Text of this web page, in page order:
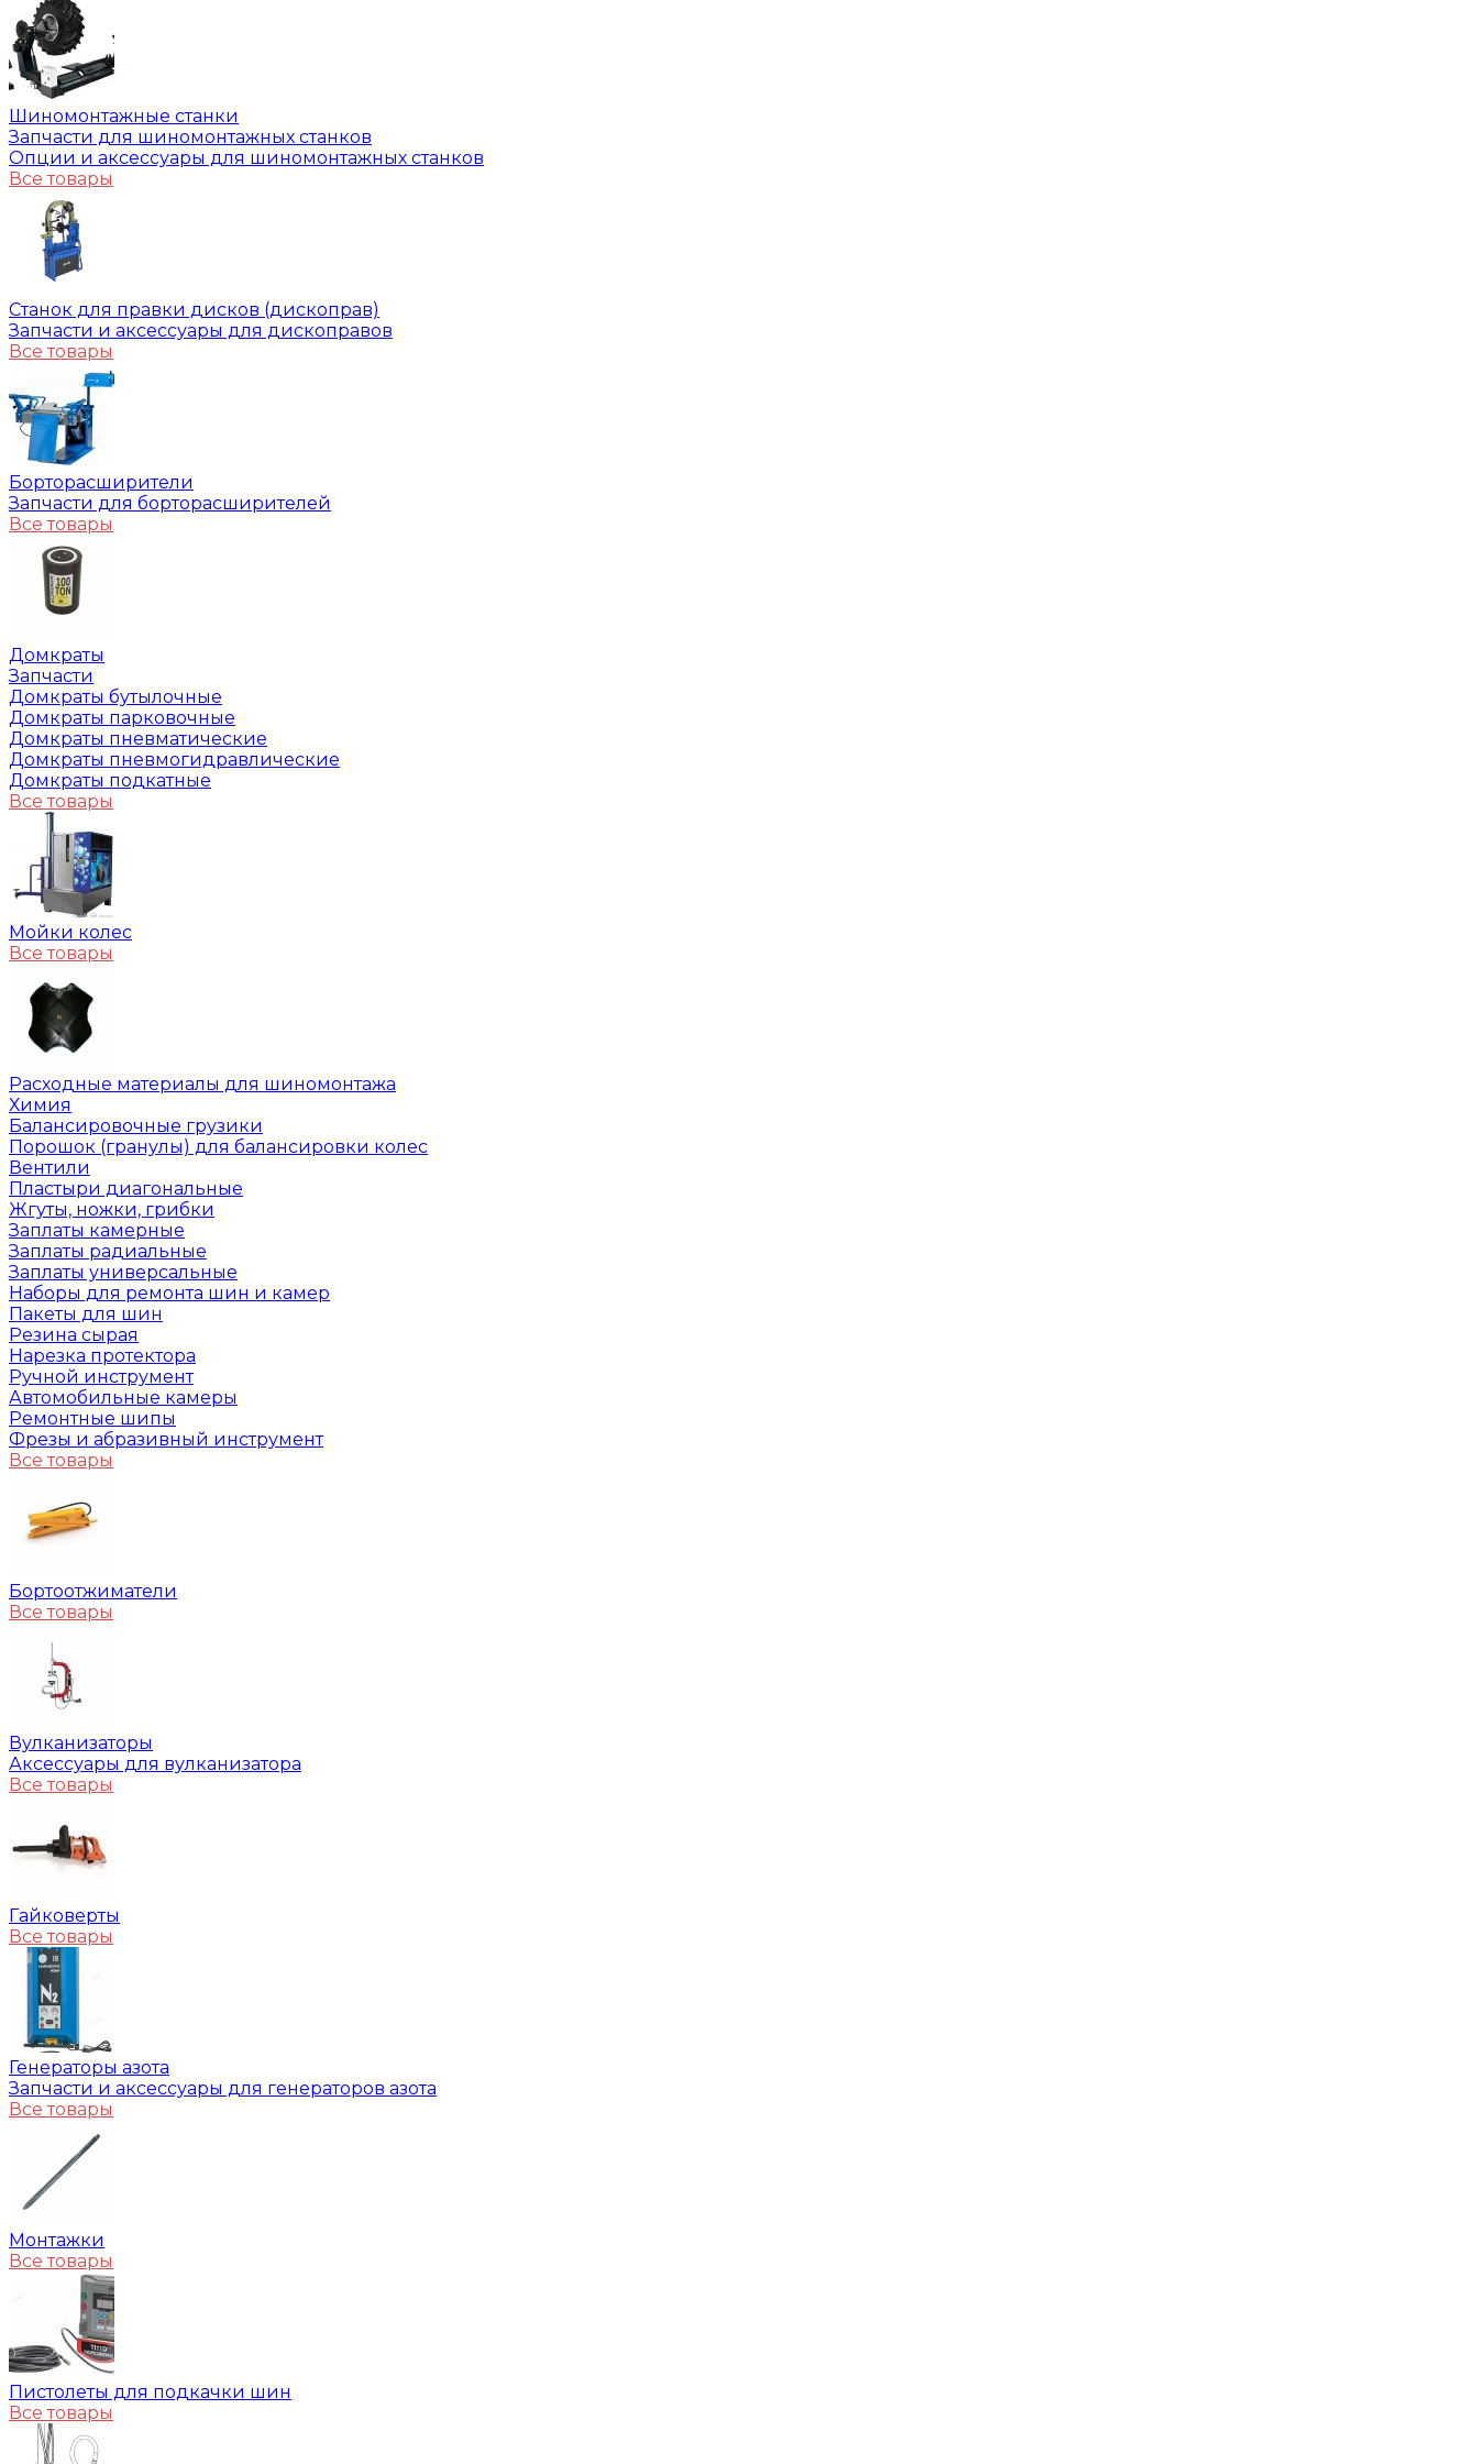
Шиномонтажные станки
Запчасти для шиномонтажных станков
Опции и аксессуары для шиномонтажных станков
Все товары
Станок для правки дисков (дископрав)
Запчасти и аксессуары для дископравов
Все товары
Борторасширители
Запчасти для борторасширителей
Все товары
Домкраты
Запчасти
Домкраты бутылочные
Домкраты парковочные
Домкраты пневматические
Домкраты пневмогидравлические
Домкраты подкатные
Все товары
Мойки колес
Все товары
Расходные материалы для шиномонтажа
Химия
Балансировочные грузики
Порошок (гранулы) для балансировки колес
Вентили
Пластыри диагональные
Жгуты, ножки, грибки
Заплаты камерные
Заплаты радиальные
Заплаты универсальные
Наборы для ремонта шин и камер
Пакеты для шин
Резина сырая
Нарезка протектора
Ручной инструмент
Автомобильные камеры
Ремонтные шипы
Фрезы и абразивный инструмент
Все товары
Бортоотжиматели
Все товары
Вулканизаторы
Аксессуары для вулканизатора
Все товары
Гайковерты
Все товары
Генераторы азота
Запчасти и аксессуары для генераторов азота
Все товары
Монтажки
Все товары
Пистолеты для подкачки шин
Все товары